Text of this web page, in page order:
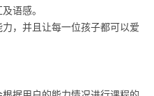
语感。
，并且让每一位孩子都可以爱